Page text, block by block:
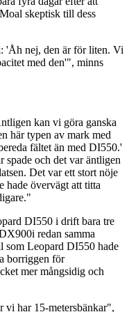
skeptisk till dess
'Åh nej, den är för liten. Vi
med den'", minns
kan vi göra ganska
här typen av mark med
fältet än med DI550.'
spade och det var äntligen
Det var ett stort nöje
hade övervägt att titta
DI550 i drift bara tre
redan samma
som Leopard DI550 hade
borriggen för
mer mångsidig och
vi har 15-metersbänkar",